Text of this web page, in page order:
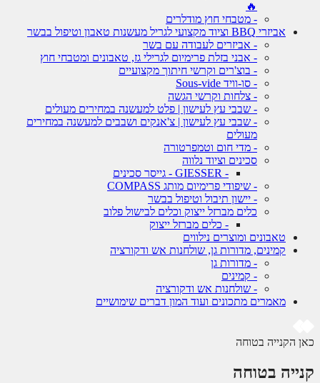
- מטבחי חוץ מודלרים
אביזרי BBQ וציוד מקצועי לגריל מעשנות טאבון וטיפול בבשר
- אביזרים לעבודה עם בשר
- אבני בזלת פרימיום לגרילי גז, טאבונים ומטבחי חוץ
- בוצ'רים וקרשי חיתוך מקצועיים
- סו-וויד Sous-vide
- צלחות וקרשי הגשה
- שבבי עץ לעישון | פלט למעשנה במחירים מעולים
- שבבי עץ לעישון | צ'אנקים ושבבים למעשנה במחירים
מעולים
- מדי חום וטמפרטורה
סכינים וציוד נלווה
- שיפודי פרימיום מותג COMPASS
- יישון תיבול וטיפול בבשר
כלים מברזל ייצוק וכלים לבישול פלוב
- כלים מברזל ייצוק
טאבונים ומוצרים נילווים
קמינים, מדורות גן, שולחנות אש ודקורציה
- מדורות גן
- קמינים
- שולחנות אש ודקורציה
מאמרים מתכונים ועוד המון דברים שימושיים
הקנייה בטוחה
בטוחה